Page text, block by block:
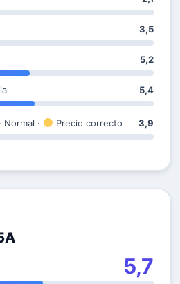
3,5
5,2
5,4
· Precio correcto 3,9
5,7